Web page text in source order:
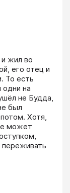
жил во
его отец и
То есть
одни на
не Будда,
был
Хотя,
может